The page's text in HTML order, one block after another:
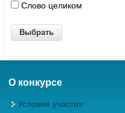
Слово целиком
О конкурсе
Условия участия